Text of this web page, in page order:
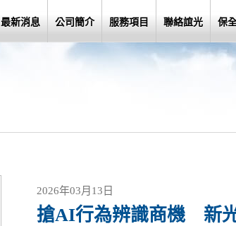
最新消息 公司簡介 服務項目 聯絡誼光 保
2026年03月13日
搶AI行為辨識商機 新